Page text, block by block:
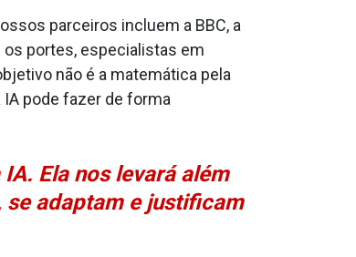
parceiros incluem a BBC, a
portes, especialistas em
não é a matemática pela
pode fazer de forma
Ela nos levará além
adaptam e justificam